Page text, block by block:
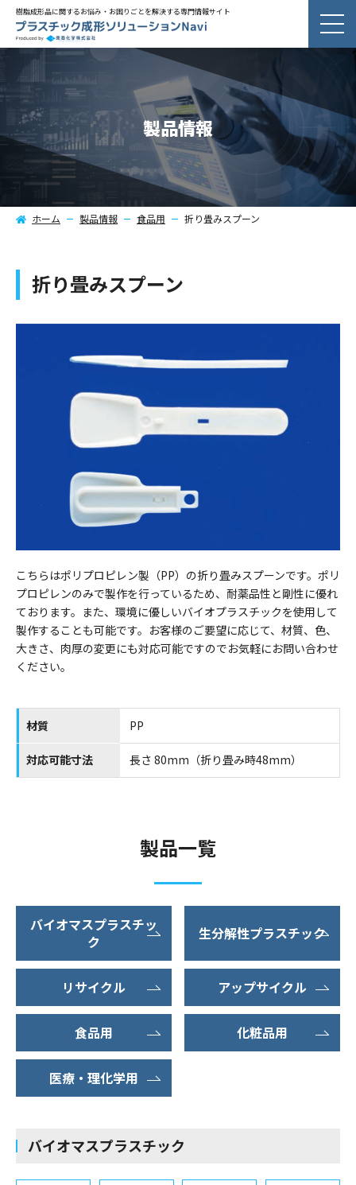
樹脂成形品に関するお悩み・お困りごとを解決する専門情報サイト
製品情報
ホーム 製品情報 食品用 折り畳みスプーン
折り畳みスプーン
こちらはポリプロピレン製（PP）の折り畳みスプーンです。ポリ
プロピレンのみで製作を行っているため、耐薬品性と剛性に優れ
ております。また、環境に優しいバイオプラスチックを使用して
製作することも可能です。お客様のご要望に応じて、材質、色、
大きさ、肉厚の変更にも対応可能ですのでお気軽にお問い合わせ
ください。
材質 PP
対応可能寸法 長さ 80mm（折り畳み時48mm）
製品一覧
バイオマスプラスチッ
ク
生分解性プラスチック
リサイクル アップサイクル
食品用 化粧品用
医療・理化学用
バイオマスプラスチック